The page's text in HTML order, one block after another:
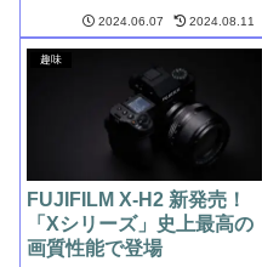
されました。発売は6月28日の予
定です。キタムラでは、予約上
限数があり上限数に達した場合
2024.06.07 2024.08.11
趣味
FUJIFILM X-H2 新発売！
「Xシリーズ」史上最高の
画質性能で登場